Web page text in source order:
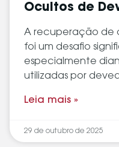
Ocultos de
A recuperação de
foi um desafio
especialmente
utilizadas por
Leia mais »
29 de outubro de 2025